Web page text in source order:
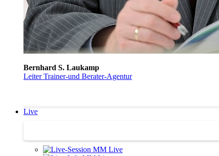
Bernhard S. Laukamp
Leiter Trainer-und Berater-Agentur
Live